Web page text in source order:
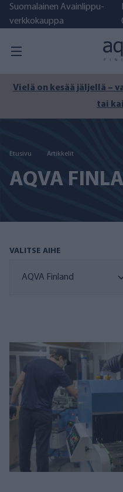
Suomalainen Avainlippu-
verkkokauppa
Vielä on kesää jäljellä –
tai
Etusivu Artikkelit
AQVA
VALITSE AIHE